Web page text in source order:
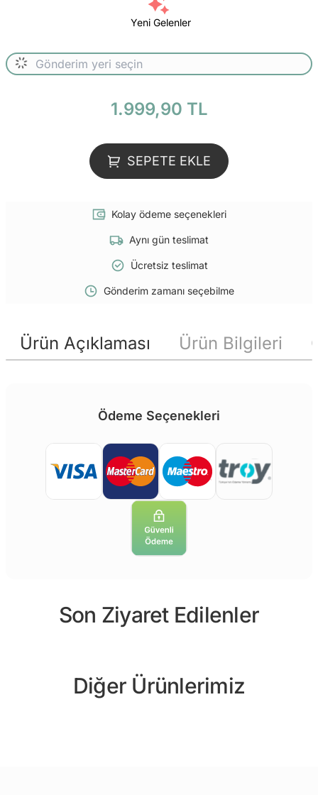
Yeni Gelenler
1.999,90 TL
SEPETE EKLE
Kolay ödeme seçenekleri
Aynı gün teslimat
Ücretsiz teslimat
Gönderim zamanı seçebilme
Ürün Açıklaması Ürün Bilgileri
Ödeme Seçenekleri
Son Ziyaret Edilenler
Diğer Ürünlerimiz